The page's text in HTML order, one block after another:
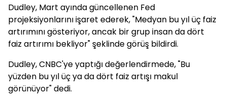
Dudley, Mart ayında güncellenen Fed
projeksiyonlarını işaret ederek, "Medyan bu yıl üç faiz
artırımını gösteriyor, ancak bir grup insan da dört
faiz artırımı bekliyor" şeklinde görüş bildirdi.
Dudley, CNBC'ye yaptığı değerlendirmede, "Bu
yüzden bu yıl üç ya da dört faiz artışı makul
görünüyor" dedi.